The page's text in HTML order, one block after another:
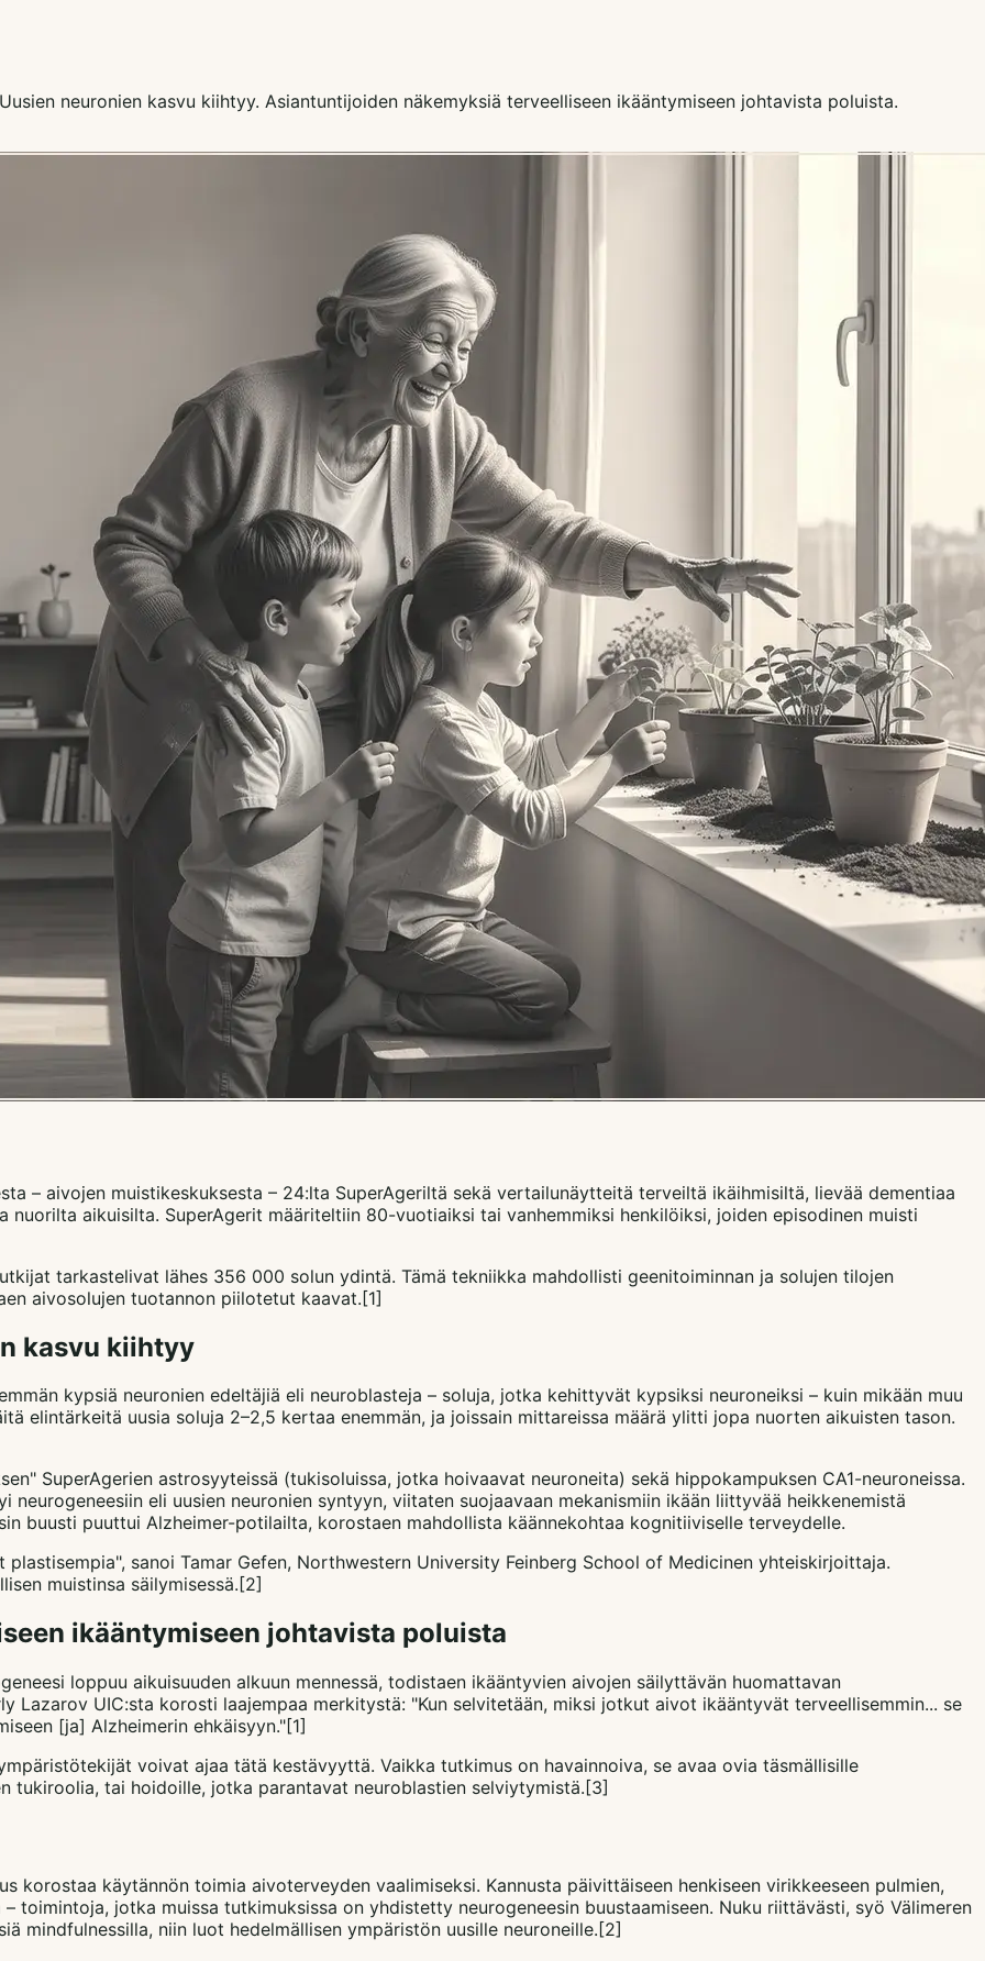
neuronien kasvu kiihtyy. Asiantuntijoiden näkemyksiä terveelliseen ikääntymiseen johtavista poluista.
– aivojen muistikeskuksesta – 24:lta SuperAgeriltä sekä vertailunäytteitä terveiltä ikäihmisiltä, lievää dementiaa
aikuisilta. SuperAgerit määriteltiin 80-vuotiaiksi tai vanhemmiksi henkilöiksi, joiden episodinen muisti
tarkastelivat lähes 356 000 solun ydintä. Tämä tekniikka mahdollisti geenitoiminnan ja solujen tilojen
aivosolujen tuotannon piilotetut kaavat.[1]
kasvu kiihtyy
kypsiä neuronien edeltäjiä eli neuroblasteja – soluja, jotka kehittyvät kypsiksi neuroneiksi – kuin mikään muu
elintärkeitä uusia soluja 2–2,5 kertaa enemmän, ja joissain mittareissa määrä ylitti jopa nuorten aikuisten tason.
SuperAgerien astrosyyteissä (tukisoluissa, jotka hoivaavat neuroneita) sekä hippokampuksen CA1-neuroneissa.
eli uusien neuronien syntyyn, viitaten suojaavaan mekanismiin ikään liittyvää heikkenemistä
buusti puuttui Alzheimer-potilailta, korostaen mahdollista käännekohtaa kognitiiviselle terveydelle.
sanoi Tamar Gefen, Northwestern University Feinberg School of Medicinen yhteiskirjoittaja.
muistinsa säilymisessä.[2]
ikääntymiseen johtavista poluista
loppuu aikuisuuden alkuun mennessä, todistaen ikääntyvien aivojen säilyttävän huomattavan
Lazarov UIC:sta korosti laajempaa merkitystä: "Kun selvitetään, miksi jotkut aivot ikääntyvät terveellisemmin... se
[ja] Alzheimerin ehkäisyyn."[1]
voivat ajaa tätä kestävyyttä. Vaikka tutkimus on havainnoiva, se avaa ovia täsmällisille
tukiroolia, tai hoidoille, jotka parantavat neuroblastien selviytymistä.[3]
korostaa käytännön toimia aivoterveyden vaalimiseksi. Kannusta päivittäiseen henkiseen virikkeeseen pulmien,
toimintoja, jotka muissa tutkimuksissa on yhdistetty neurogeneesin buustaamiseen. Nuku riittävästi, syö Välimeren
mindfulnessilla, niin luot hedelmällisen ympäristön uusille neuroneille.[2]